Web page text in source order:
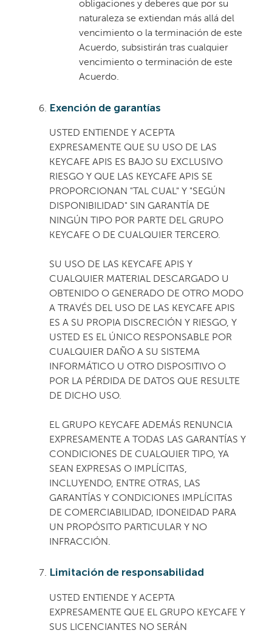
obligaciones y deberes que por su
naturaleza se extiendan más allá del
vencimiento o la terminación de este
Acuerdo, subsistirán tras cualquier
vencimiento o terminación de este
Acuerdo.
Exención de garantías
USTED ENTIENDE Y ACEPTA
EXPRESAMENTE QUE SU USO DE LAS
KEYCAFE APIS ES BAJO SU EXCLUSIVO
RIESGO Y QUE LAS KEYCAFE APIS SE
PROPORCIONAN "TAL CUAL" Y "SEGÚN
DISPONIBILIDAD" SIN GARANTÍA DE
NINGÚN TIPO POR PARTE DEL GRUPO
KEYCAFE O DE CUALQUIER TERCERO.
SU USO DE LAS KEYCAFE APIS Y
CUALQUIER MATERIAL DESCARGADO U
OBTENIDO O GENERADO DE OTRO MODO
A TRAVÉS DEL USO DE LAS KEYCAFE APIS
ES A SU PROPIA DISCRECIÓN Y RIESGO, Y
USTED ES EL ÚNICO RESPONSABLE POR
CUALQUIER DAÑO A SU SISTEMA
INFORMÁTICO U OTRO DISPOSITIVO O
POR LA PÉRDIDA DE DATOS QUE RESULTE
DE DICHO USO.
EL GRUPO KEYCAFE ADEMÁS RENUNCIA
EXPRESAMENTE A TODAS LAS GARANTÍAS Y
CONDICIONES DE CUALQUIER TIPO, YA
SEAN EXPRESAS O IMPLÍCITAS,
INCLUYENDO, ENTRE OTRAS, LAS
GARANTÍAS Y CONDICIONES IMPLÍCITAS
DE COMERCIABILIDAD, IDONEIDAD PARA
UN PROPÓSITO PARTICULAR Y NO
INFRACCIÓN.
Limitación de responsabilidad
USTED ENTIENDE Y ACEPTA
EXPRESAMENTE QUE EL GRUPO KEYCAFE Y
SUS LICENCIANTES NO SERÁN